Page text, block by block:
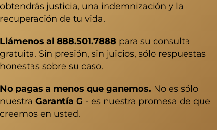
obtendrás justicia, una indemnización y la
recuperación de tu vida.
Llámenos al 888.501.7888 para su consulta
gratuita. Sin presión, sin juicios, sólo respuestas
honestas sobre su caso.
No pagas a menos que ganemos. No es sólo
nuestra Garantía G - es nuestra promesa de que
creemos en usted.